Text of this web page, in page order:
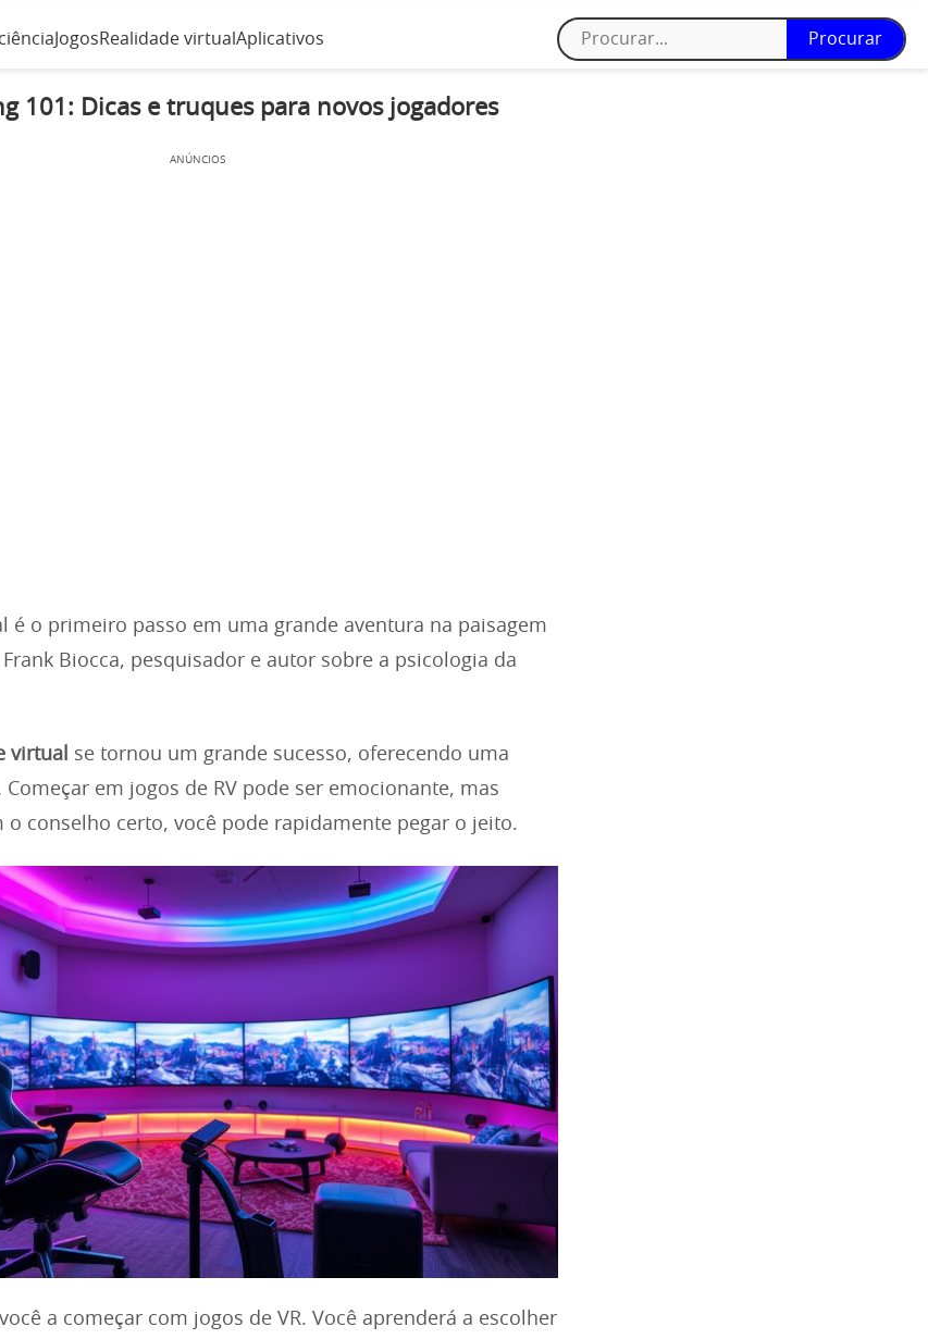
Jogos Realidade virtual Aplicativos
101: Dicas e truques para novos jogadores
ANÚNCIOS
é o primeiro passo em uma grande aventura na paisagem
Frank Biocca, pesquisador e autor sobre a psicologia da
virtual
se tornou um grande sucesso, oferecendo uma
em jogos de RV pode ser emocionante, mas
o conselho certo, você pode rapidamente pegar o jeito.
a começar com jogos de VR. Você aprenderá a escolher